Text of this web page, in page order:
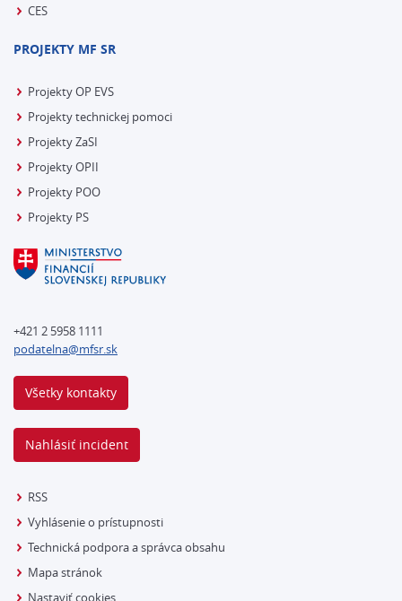
CES
PROJEKTY MF SR
Projekty OP EVS
Projekty technickej pomoci
Projekty ZaSI
Projekty OPII
Projekty POO
Projekty PS
+421 2 5958 1111
podatelna@mfsr.sk
Všetky kontakty
Nahlásiť incident
RSS
Vyhlásenie o prístupnosti
Technická podpora a správca obsahu
Mapa stránok
Nastaviť cookies